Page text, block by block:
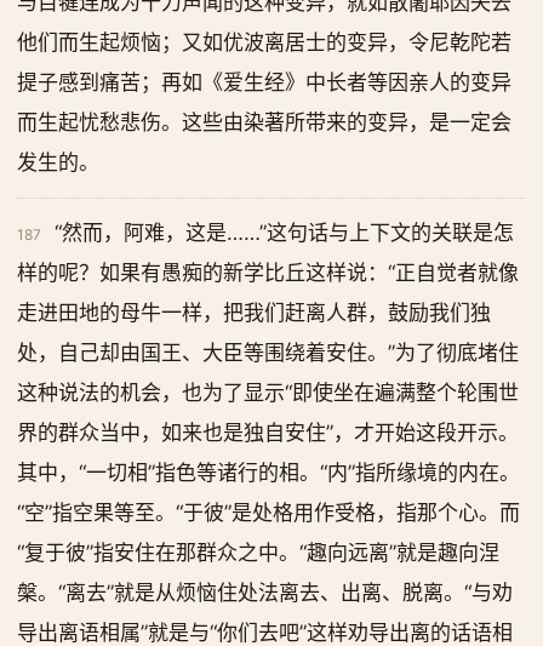
他们而生起烦恼；又如优波离居士的变异，令尼乾陀若
提子感到痛苦；再如《爱生经》中长者等因亲人的变异
而生起忧愁悲伤。这些由染著所带来的变异，是一定会
发生的。
187
“然而，阿难，这是……”这句话与上下文的关联是怎
样的呢？如果有愚痴的新学比丘这样说：“正自觉者就像
走进田地的母牛一样，把我们赶离人群，鼓励我们独
处，自己却由国王、大臣等围绕着安住。”为了彻底堵住
这种说法的机会，也为了显示“即使坐在遍满整个轮围世
界的群众当中，如来也是独自安住”，才开始这段开示。
其中，“一切相”指色等诸行的相。“内”指所缘境的内在。
“空”指空果等至。“于彼”是处格用作受格，指那个心。而
“复于彼”指安住在那群众之中。“趣向远离”就是趣向涅
槃。“离去”就是从烦恼住处法离去、出离、脱离。“与劝
导出离语相属”就是与“你们去吧”这样劝导出离的话语相